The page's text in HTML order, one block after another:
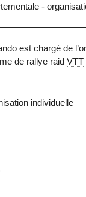
-
est chargé de
de rallye raidVTT
individuelle